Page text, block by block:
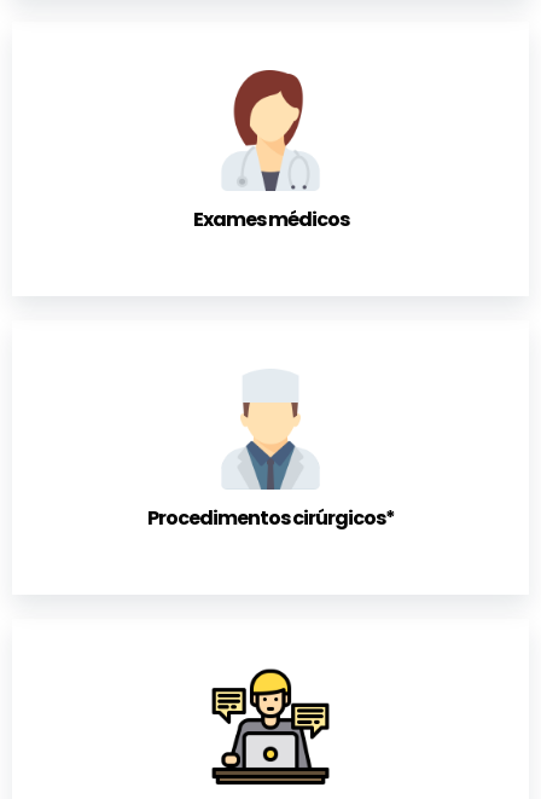
Exames médicos
Procedimentos cirúrgicos*